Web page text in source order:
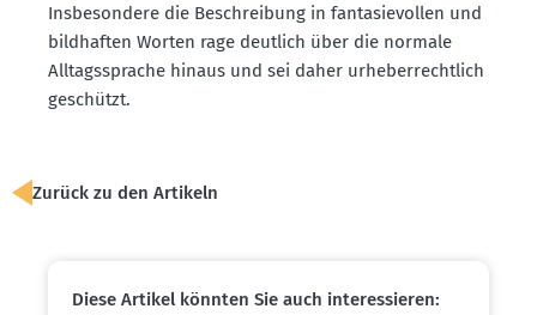
Insbe­sondere die Beschreibung in fanta­sie­vollen und
bildhaften Worten rage deutlich über die normale
Alltags­sprache hinaus und sei daher urheber­rechtlich
geschützt.
Zurück zu den Artikeln
Diese Artikel könnten Sie auch inter­es­sieren: